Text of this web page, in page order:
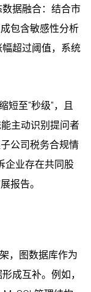
据融合：结合市
包含敏感性分析
超过阈值，系统
短至"秒级"，且
主动识别提问者
公司税务合规情
企业存在共同股
报告。
，图数据库作为
成互补。例如，